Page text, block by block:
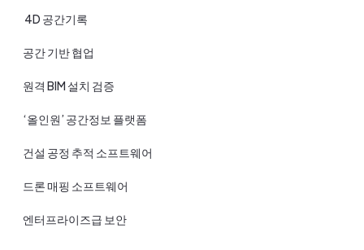
4D 공간기록
공간 기반 협업
원격 BIM 설치 검증
‘올인원’ 공간정보 플랫폼
건설 공정 추적 소프트웨어
드론 매핑 소프트웨어
엔터프라이즈급 보안